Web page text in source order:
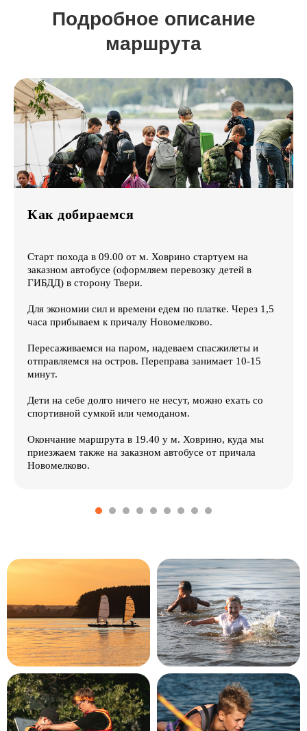
Подробное описание
маршрута
Как добираемся
Старт похода в 09.00 от м. Ховрино стартуем на
заказном автобусе (оформляем перевозку детей в
ГИБДД) в сторону Твери.
Для экономии сил и времени едем по платке. Через 1,5
часа прибываем к причалу Новомелково.
Пересаживаемся на паром, надеваем спасжилеты и
отправляемся на остров. Переправа занимает 10-15
минут.
Дети на себе долго ничего не несут, можно ехать со
спортивной сумкой или чемоданом.
Окончание маршрута в 19.40 у м. Ховрино, куда мы
приезжаем также на заказном автобусе от причала
Новомелково.